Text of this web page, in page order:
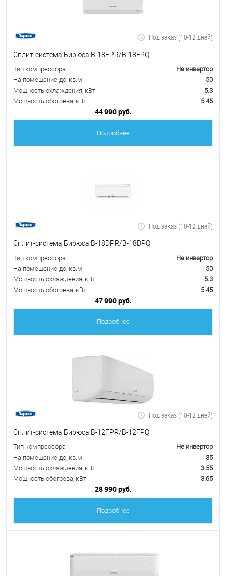
Под заказ (10-12 дней)
Сплит-система Бирюса B-18FPR/B-18FPQ
Тип компрессора
Не инвертор
На помещение до, кв.м
50
Мощность охлаждения, кВт:
5.3
Мощность обогрева, кВт:
5.45
44 990 руб.
Подробнее
Под заказ (10-12 дней)
Сплит-система Бирюса B-18DPR/B-18DPQ
Тип компрессора
Не инвертор
На помещение до, кв.м
50
Мощность охлаждения, кВт:
5.3
Мощность обогрева, кВт:
5.45
47 990 руб.
Подробнее
Под заказ (10-12 дней)
Сплит-система Бирюса B-12FPR/B-12FPQ
Тип компрессора
Не инвертор
На помещение до, кв.м
35
Мощность охлаждения, кВт:
3.55
Мощность обогрева, кВт:
3.65
28 990 руб.
Подробнее